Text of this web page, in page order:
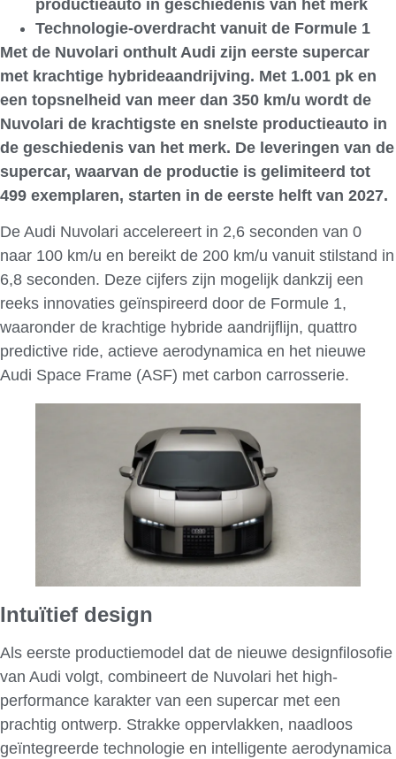
productieauto in geschiedenis van het merk
Technologie-overdracht vanuit de Formule 1
Met de Nuvolari onthult Audi zijn eerste supercar
met krachtige hybrideaandrijving. Met 1.001 pk en
een topsnelheid van meer dan 350 km/u wordt de
Nuvolari de krachtigste en snelste productieauto in
de geschiedenis van het merk. De leveringen van de
supercar, waarvan de productie is gelimiteerd tot
499 exemplaren, starten in de eerste helft van 2027.
De Audi Nuvolari accelereert in 2,6 seconden van 0
naar 100 km/u en bereikt de 200 km/u vanuit stilstand in
6,8 seconden. Deze cijfers zijn mogelijk dankzij een
reeks innovaties geïnspireerd door de Formule 1,
waaronder de krachtige hybride aandrijflijn, quattro
predictive ride, actieve aerodynamica en het nieuwe
Audi Space Frame (ASF) met carbon carrosserie.
Intuïtief design
Als eerste productiemodel dat de nieuwe designfilosofie
van Audi volgt, combineert de Nuvolari het high-
performance karakter van een supercar met een
prachtig ontwerp. Strakke oppervlakken, naadloos
geïntegreerde technologie en intelligente aerodynamica